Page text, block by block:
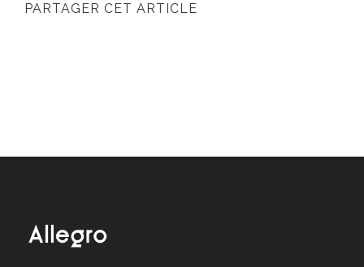
PARTAGER CET ARTICLE